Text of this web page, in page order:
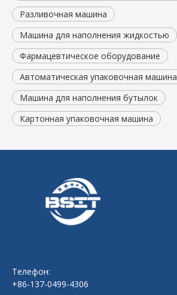
Разливочная машина
Машина для наполнения жидкостью
Фармацевтическое оборудование
Автоматическая упаковочная машина
Машина для наполнения бутылок
Картонная упаковочная машина
Телефон:
+86-137-0499-4306